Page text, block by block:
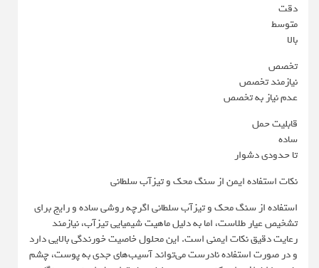
دقت
متوسط
بالا
تخصص
نیازمند تخصص
عدم نیاز به تخصص
قابلیت حمل
ساده
تا حدودی دشوار
نکات استفاده ایمن از سنگ محک و تیزآب سلطانی
استفاده از سنگ محک و تیزآب سلطانی اگرچه روشی ساده و رایج برای
تشخیص عیار طلاست، اما به دلیل ماهیت شیمیایی تیزآب، نیازمند
رعایت دقیق نکات ایمنی است. این محلول خاصیت خورندگی بالایی دارد
و در صورت استفاده نادرست می‌تواند آسیب‌های جدی به پوست، چشم